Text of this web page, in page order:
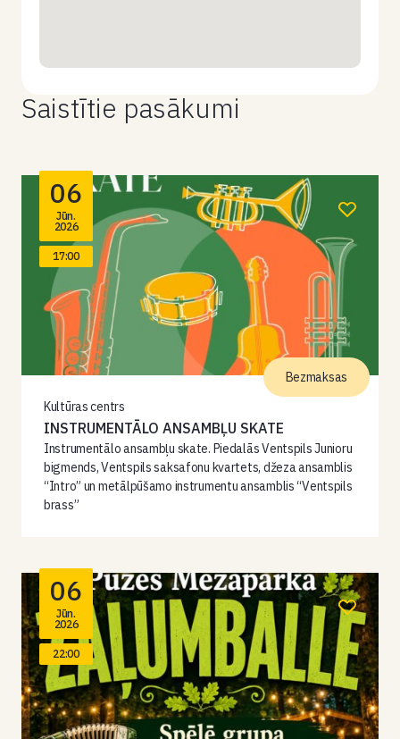
Saistītie pasākumi
06
Jūn.
2026
17:00
Kultūras centrs
INSTRUMENTĀLO ANSAMBĻU SKATE
Instrumentālo ansambļu skate. Piedalās Ventspils Junioru
bigmends, Ventspils saksafonu kvartets, džeza ansamblis
“Intro” un metālpūšamo instrumentu ansamblis “Ventspils
brass”
Bezmaksas
06
Jūn.
2026
22:00